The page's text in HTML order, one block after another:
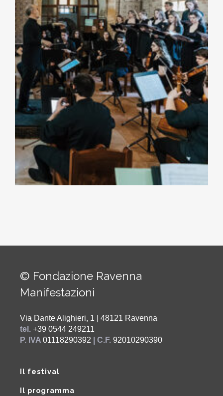
© Fondazione Ravenna
Manifestazioni
Via Dante Alighieri, 1 | 48121 Ravenna
tel. +39 0544 249211
P. IVA 01118290392 | C.F. 92010290390
Il festival
Il programma